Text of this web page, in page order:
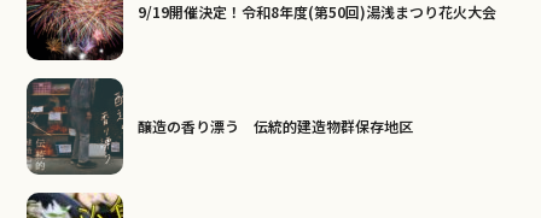
9/19開催決定！令和8年度(第50回)湯浅まつり花火大会
醸造の香り漂う 伝統的建造物群保存地区